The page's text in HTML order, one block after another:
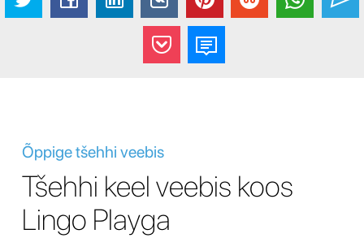
Õppige tšehhi veebis
Tšehhi keel veebis koos
Lingo Playga